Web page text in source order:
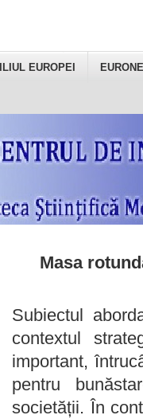
EUROPEI
Masa
Subiectul
contextul
important,
pentru
societății. În